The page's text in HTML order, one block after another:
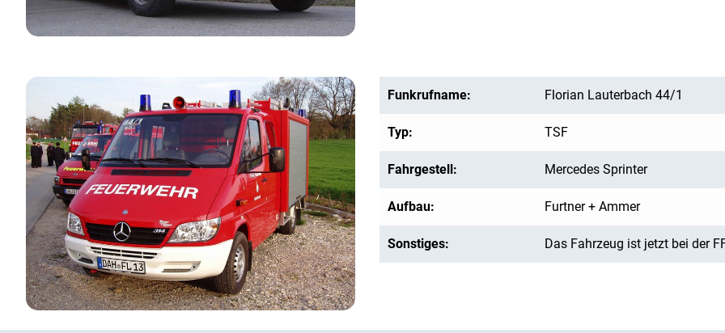
Funkrufname: Florian Lauterbach 44/1
Typ: TSF
Fahrgestell: Mercedes Sprinter
Aufbau: Furtner + Ammer
Sonstiges: Das Fahrzeug ist jetzt bei der